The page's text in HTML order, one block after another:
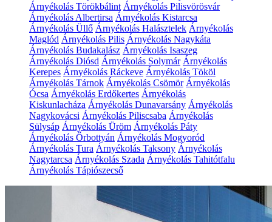
Árnyékolás Törökbálint Árnyékolás Pilisvörösvár
Árnyékolás Albertirsa Árnyékolás Kistarcsa
Árnyékolás Üllő Árnyékolás Halásztelek Árnyékolás
Maglód Árnyékolás Pilis Árnyékolás Nagykáta
Árnyékolás Budakalász Árnyékolás Isaszeg
Árnyékolás Diósd Árnyékolás Solymár Árnyékolás
Kerepes Árnyékolás Ráckeve Árnyékolás Tököl
Árnyékolás Tárnok Árnyékolás Csömör Árnyékolás
Ócsa Árnyékolás Erdőkertes Árnyékolás
Kiskunlacháza Árnyékolás Dunavarsány Árnyékolás
Nagykovácsi Árnyékolás Piliscsaba Árnyékolás
Sülysáp Árnyékolás Üröm Árnyékolás Páty
Árnyékolás Őrbottyán Árnyékolás Mogyoród
Árnyékolás Tura Árnyékolás Taksony Árnyékolás
Nagytarcsa Árnyékolás Szada Árnyékolás Tahitótfalu
Árnyékolás Tápiószecső